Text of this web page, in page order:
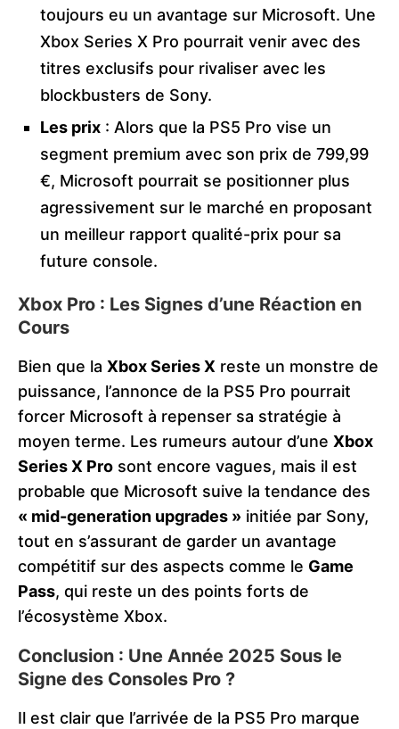
toujours eu un avantage sur Microsoft. Une
Xbox Series X Pro pourrait venir avec des
titres exclusifs pour rivaliser avec les
blockbusters de Sony.
Les prix : Alors que la PS5 Pro vise un
segment premium avec son prix de 799,99
€, Microsoft pourrait se positionner plus
agressivement sur le marché en proposant
un meilleur rapport qualité-prix pour sa
future console.
Xbox Pro : Les Signes d’une Réaction en
Cours
Bien que la Xbox Series X reste un monstre de
puissance, l’annonce de la PS5 Pro pourrait
forcer Microsoft à repenser sa stratégie à
moyen terme. Les rumeurs autour d’une Xbox
Series X Pro sont encore vagues, mais il est
probable que Microsoft suive la tendance des
« mid-generation upgrades » initiée par Sony,
tout en s’assurant de garder un avantage
compétitif sur des aspects comme le Game
Pass, qui reste un des points forts de
l’écosystème Xbox​.
Conclusion : Une Année 2025 Sous le
Signe des Consoles Pro ?
Il est clair que l’arrivée de la PS5 Pro marque